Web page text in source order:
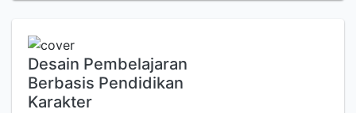
Desain Pembelajaran
Berbasis Pendidikan
Karakter